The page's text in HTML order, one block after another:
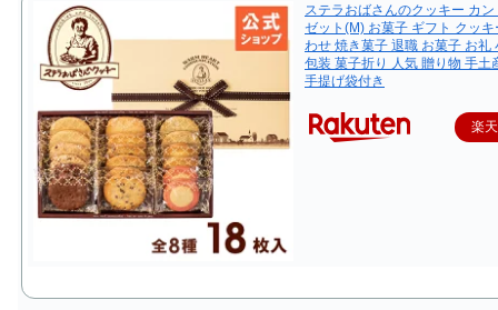
ステラおばさんのクッキー カ
ゼット(M) お菓子 ギフト クッ
わせ 焼き菓子 退職 お菓子 お礼
包装 菓子折り 人気 贈り物 手土
手提げ袋付き
楽